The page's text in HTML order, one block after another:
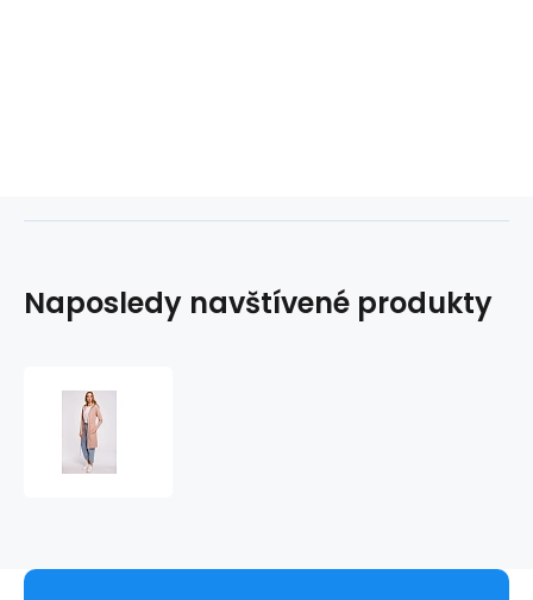
Naposledy navštívené produkty
Emotion